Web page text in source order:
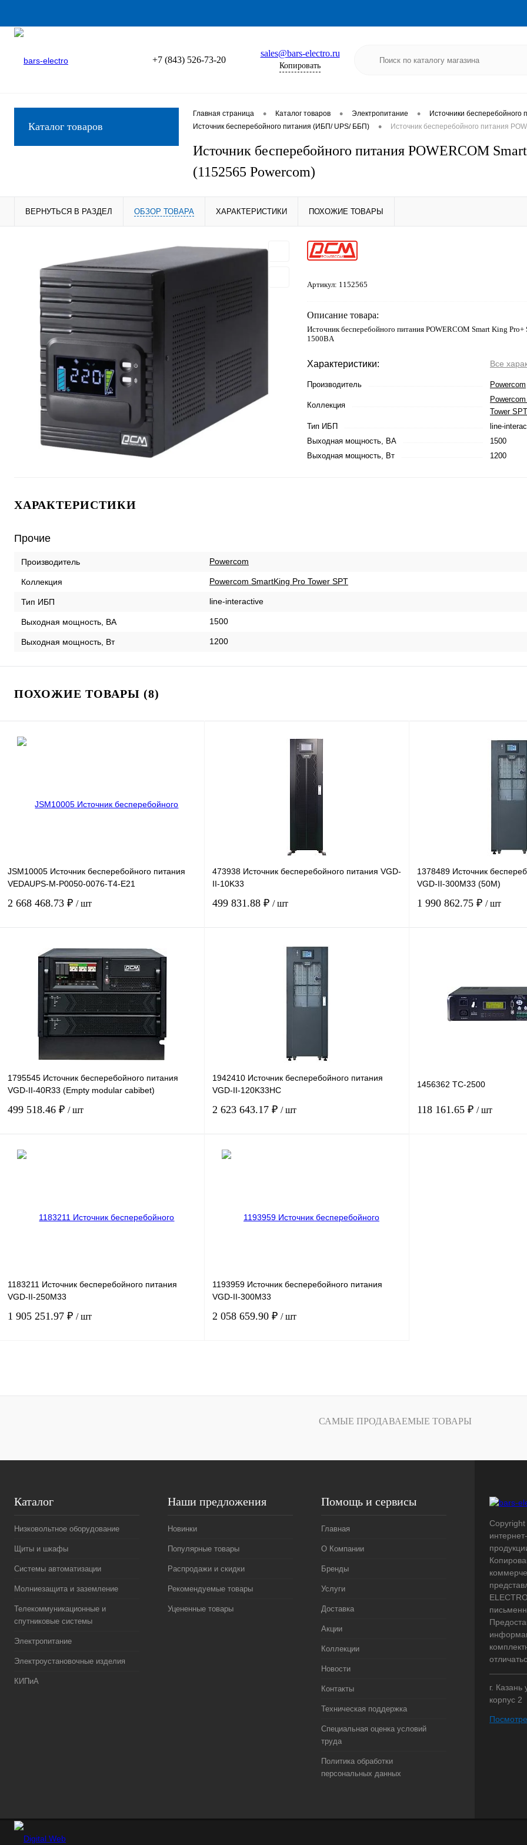
+7 (843) 526-73-20
sales@bars-electro.ru
Копировать
Каталог товаров
Главная страница • Каталог товаров • Электропитание • Источники
Источник бесперебойного питания (ИБП/ UPS/ ББП) • Источник бесперебойного питания
Источник бесперебойного питания POWERCOM
(1152565 Powercom)
ВЕРНУТЬСЯ В РАЗДЕЛ ОБЗОР ТОВАРА ХАРАКТЕРИСТИКИ ПОХОЖИЕ ТОВАРЫ
Артикул: 1152565
Описание товара:
Источник бесперебойного питания POWERCOM Smart King
1500ВA
Характеристики: Все
Производитель Powercom
Коллекция
Tower SPT
Тип ИБП
line-
Выходная мощность, ВА
1500
Выходная мощность, Вт
1200
ХАРАКТЕРИСТИКИ
Прочие
Производитель Powercom
Коллекция Powercom SmartKing Pro Tower SPT
Тип ИБП line-interactive
Выходная мощность, ВА 1500
Выходная мощность, Вт 1200
ПОХОЖИЕ ТОВАРЫ (8)
JSM10005 Источник бесперебойного питания
VEDAUPS-M-P0050-0076-T4-E21
2 668 468.73 ₽ / шт
В корзину
Купить в 1 клик Сравнение
В избранное Под заказ
473938 Источник бесперебойного питания VGD-
II-10K33
499 831.88 ₽ / шт
Сравнение
Под заказ
1378489 Источник
VGD-II-300M33 (50М)
1 990 862.75 ₽ / шт
В избранное
1795545 Источник бесперебойного питания
VGD-II-40R33 (Empty modular cabibet)
499 518.46 ₽ / шт
1942410 Источник бесперебойного питания
VGD-II-120K33HС
2 623 643.17 ₽ / шт
1456362 TC-2500
118 161.65 ₽ / шт
1183211 Источник бесперебойного питания
VGD-II-250M33
1 905 251.97 ₽ / шт
Купить в 1 клик Сравнение
1193959 Источник бесперебойного питания
VGD-II-300M33
2 058 659.90 ₽ / шт
Купить в 1 клик Сравнение
САМЫЕ ПРОДАВАЕМЫЕ ТОВАРЫ
Каталог
Низковольтное оборудование
Щиты и шкафы
Системы автоматизации
Молниезащита и заземление
Телекоммуникационные и
спутниковые системы
Электропитание
Электроустановочные изделия
КИПиА
Наши предложения
Новинки
Популярные товары
Распродажи и скидки
Рекомендуемые товары
Уцененные товары
Помощь и сервисы
Главная
О Компании
Бренды
Услуги
Доставка
Акции
Коллекции
Новости
Контакты
Техническая поддержка
Специальная оценка условий
труда
Политика обработки
персональных данных
г.
корпус 2